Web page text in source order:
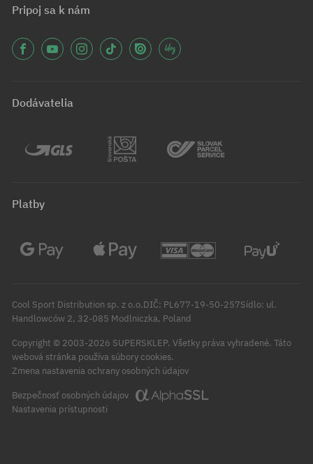
Pripoj sa k nám
Dodávatelia
Platby
Cool Sport Distribution sp. z o.o.DIČ: PL677-19-50-257Sídlo: ul.
Handlowców 2, 32-085 Modlniczka, Poland
Copyright © 2003-2026 SUPERSKLEP. Všetky práva vyhradené. Táto
webová stránka používa súbory cookies.
Zmena nastavenia ochrany osobných údajov
Bezpečnosť osobných údajov
Nastavenia prístupnosti